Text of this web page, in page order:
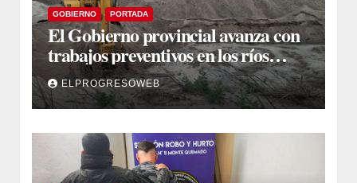
GOBIERNO PORTADA
El Gobierno provincial avanza con
trabajos preventivos en los ríos
Dulce y Salado y en los Bajos
Submeridionales
ELPROGRESOWEB